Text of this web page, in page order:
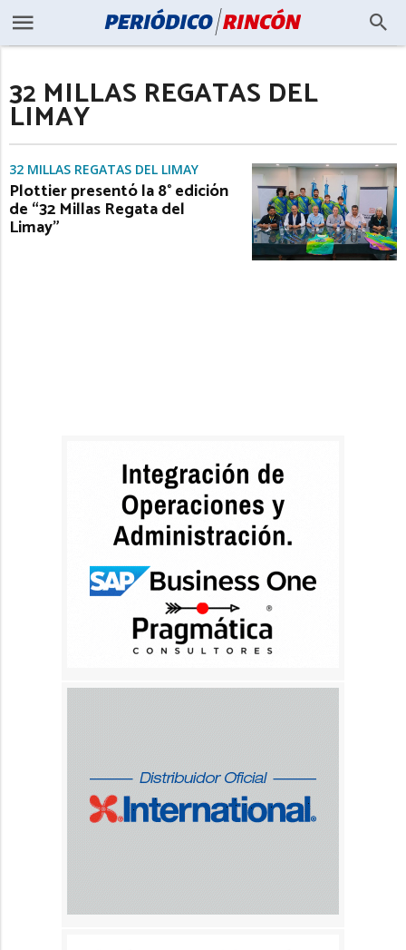
32 MILLAS REGATAS DEL
LIMAY
32 MILLAS REGATAS DEL LIMAY
Plottier presentó la 8° edición
de “32 Millas Regata del
Limay”